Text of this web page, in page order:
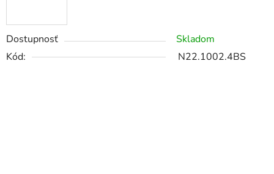
Dostupnosť
Skladom
Kód:
N22.1002.4BS